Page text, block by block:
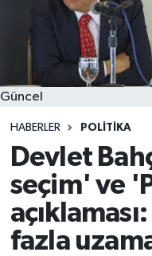
Güncel
HABERLER POLITIKA
Devlet
seçim' ve
fazla